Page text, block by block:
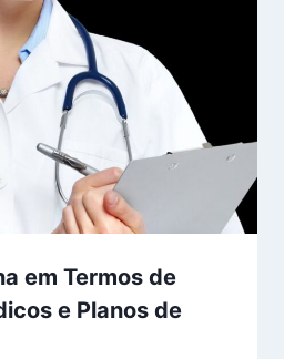
em Termos de
e Planos de